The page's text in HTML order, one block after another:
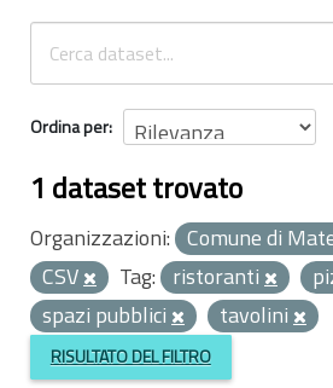
INFORMAZIONI
Ordina per
1 dataset trovato
Organizzazioni: Comune di
CSV
Tag: ristoranti
spazi pubblici
tavolini
RISULTATO DEL FILTRO